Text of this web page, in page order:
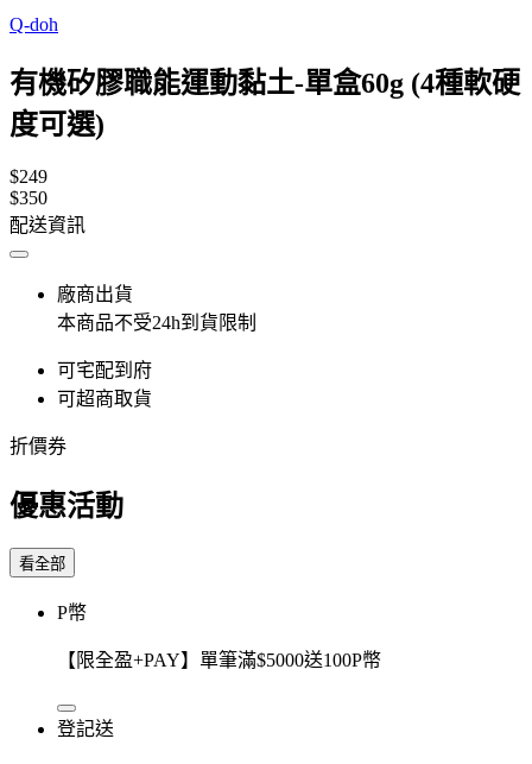
Q-doh
有機矽膠職能運動黏土-單盒60g (4種軟硬
度可選)
$249
$350
配送資訊
廠商出貨
本商品不受24h到貨限制
可宅配到府
可超商取貨
折價券
優惠活動
看全部
P幣
【限全盈+PAY】單筆滿$5000送100P幣
登記送